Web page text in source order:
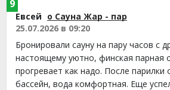
Евсей о Сауна Жар - пар
25.07.2026 в 09:20
Бронировали сауну на пару часов с
настоящему уютно, финская парная
прогревает как надо. После парилки
бассейн, вода комфортная. Еще
9